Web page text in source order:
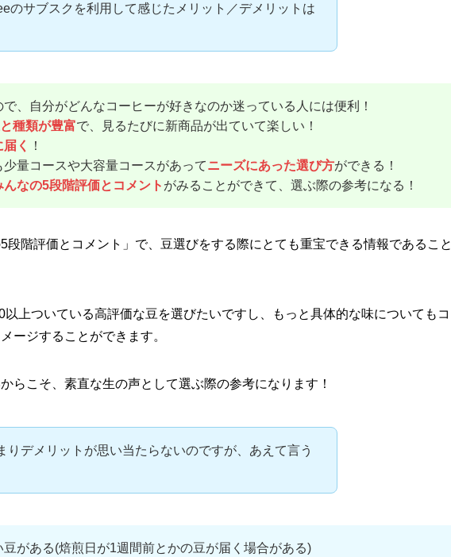
のサブスクを利用して感じたメリット／デメリットは
で、自分がどんなコーヒーが好きなのか迷っている人には便利！
種類が豊富で、見るたびに新商品が出ていて楽しい！
く
！
少量コースや大容量コースがあってニーズにあった選び方ができる！
んなの5段階評価とコメント がみることができて、選ぶ際の参考になる！
段階評価とコメント」で、豆選びをする際にとても重宝できる情報であること
上ついている高評価な豆を選びたいですし、もっと具体的な味についてもコ
ージすることができます。
らこそ、素直な生の声として選ぶ際の参考になります！
りデメリットが思い当たらないのですが、あえて言う
豆がある(焙煎日が1週間前とかの豆が届く場合がある)